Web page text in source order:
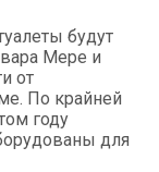
будут
Мере и
от
По крайней
году
для